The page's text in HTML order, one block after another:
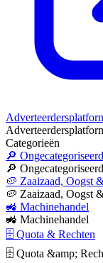
Categorieën
🔎 Ongecategoriseerd
🔎 Ongecategoriseerd
🥔 Zaaizaad, Oogst
🥔 Zaaizaad, Oogst
🚜 Machinehandel
🚜 Machinehandel
🗄 Quota & Rechten
🗄 Quota &amp;